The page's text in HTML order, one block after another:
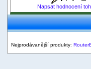
Napsat hodnocení
Nejprodávanější produkty: